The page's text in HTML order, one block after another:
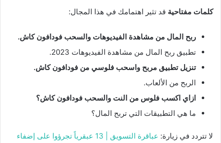
كلمات مفتاحية قد تثير اهتمامك في هذا المجال:
ربح المال من مشاهدة الفيديوهات والسحب فودافون كاش.
تطبيق ربح المال من مشاهدة الفيديوهات 2023.
تنزيل تطبيق مربح واسحب فلوسي من فودافون كاش.
الربح من الألعاب.
ازاي اكسب فلوس من النت والسحب فودافون كاش؟
ما هي التطبيقات التي تربح المال؟
لا تتردد في زيارة:
عباقرة التسويق | 13 عبقرياً تجرؤوا على إضفاء